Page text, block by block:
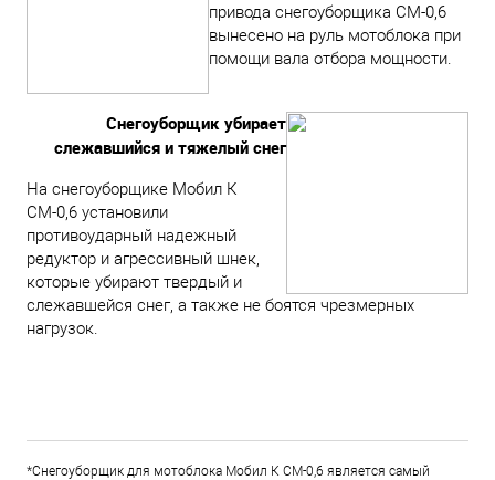
привода снегоуборщика СМ-0,6
вынесено на руль мотоблока при
помощи вала отбора мощности.
Снегоуборщик убирает
слежавшийся и тяжелый снег
На снегоуборщике Мобил К
СМ-0,6 установили
противоударный надежный
редуктор и агрессивный шнек,
которые убирают твердый и
слежавшейся снег, а также не боятся чрезмерных
нагрузок.
*Снегоуборщик для мотоблока Мобил К СМ-0,6 является самый